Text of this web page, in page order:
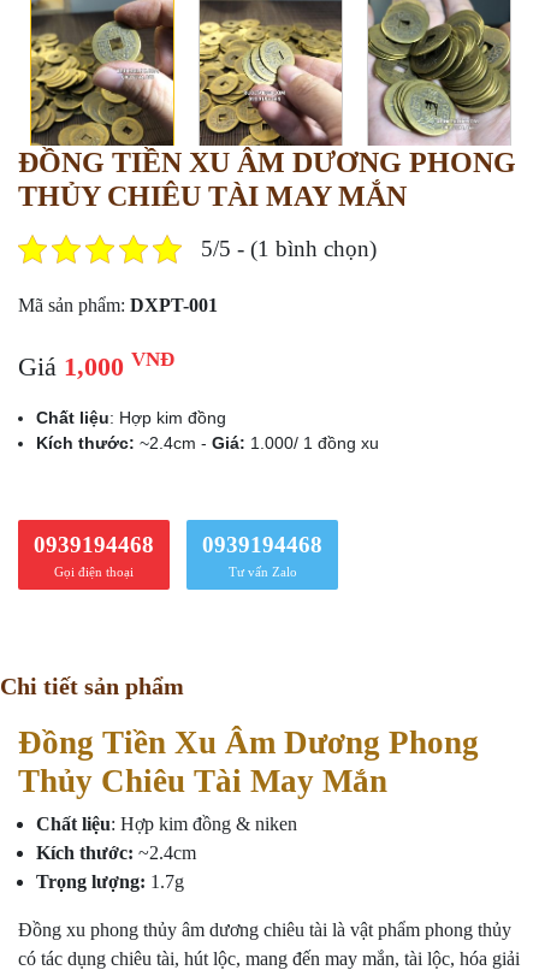
ĐỒNG TIỀN XU ÂM DƯƠNG PHONG
THỦY CHIÊU TÀI MAY MẮN
5/5 - (1 bình chọn)
Mã sản phẩm: DXPT-001
Giá 1,000 VNĐ
Chất liệu: Hợp kim đồng
Kích thước: ~2.4cm - Giá: 1.000/ 1 đồng xu
0939194468
Gọi điện thoại
0939194468
Tư vấn Zalo
Chi tiết sản phẩm
Đồng Tiền Xu Âm Dương Phong
Thủy Chiêu Tài May Mắn
Chất liệu: Hợp kim đồng & niken
Kích thước: ~2.4cm
Trọng lượng: 1.7g
Đồng xu phong thủy âm dương chiêu tài là vật phẩm phong thủy
có tác dụng chiêu tài, hút lộc, mang đến may mắn, tài lộc, hóa giải